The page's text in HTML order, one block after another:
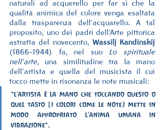
naturali ad acquerello per far sì che la
qualità animica del colore venga esaltata
dalla trasparenza dell’acquarello. A tal
proposito, uno dei padri dell’Arte pittorica
astratta del novecento, Wassilj Kandinskij
(1866-1944) fa, nel suo Lo spirituale
nell’arte, una similitudine tra la mano
dell’artista e quella del musicista il cui
tocco mette in risonanza le note musicali:
“l’artista è la mano che toccando questo o
quel tasto [i colori come le note] mette in
modo appropriato l’anima umana in
vibrazione”.